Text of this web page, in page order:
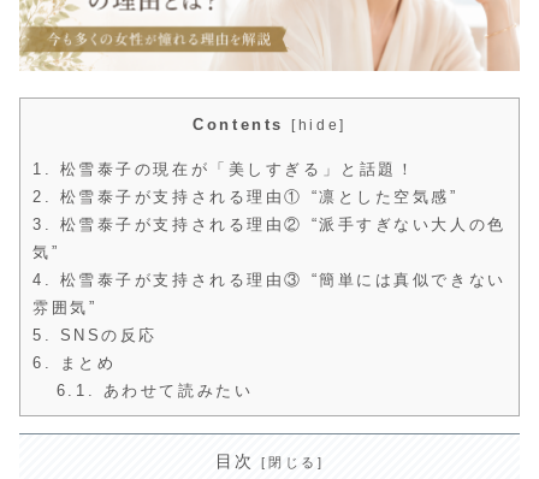
Contents [ hide]
1.
松雪泰子の現在が「美しすぎる」と話題！
2.
松雪泰子が支持される理由① “凛とした空気感”
3.
松雪泰子が支持される理由② “派手すぎない大人の色
気”
4.
松雪泰子が支持される理由③ “簡単には真似できない
雰囲気”
5.
SNSの反応
6.
まとめ
6.1.
あわせて読みたい
目次